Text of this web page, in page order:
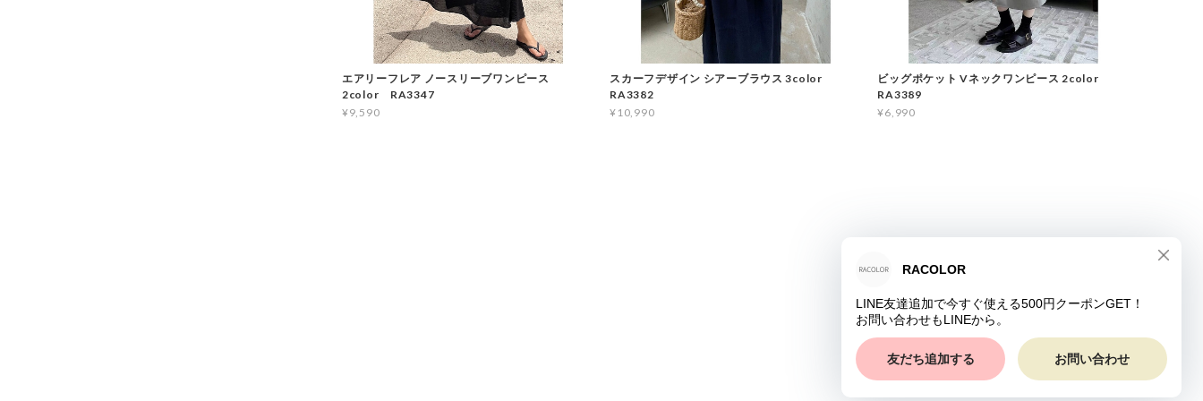
エアリーフレア ノースリーブワンピース
2color RA3347
¥9,590
スカーフデザイン シアーブラウス 3color
RA3382
¥10,990
ビッグポケット Vネックワンピース 2color
RA3389
¥6,990